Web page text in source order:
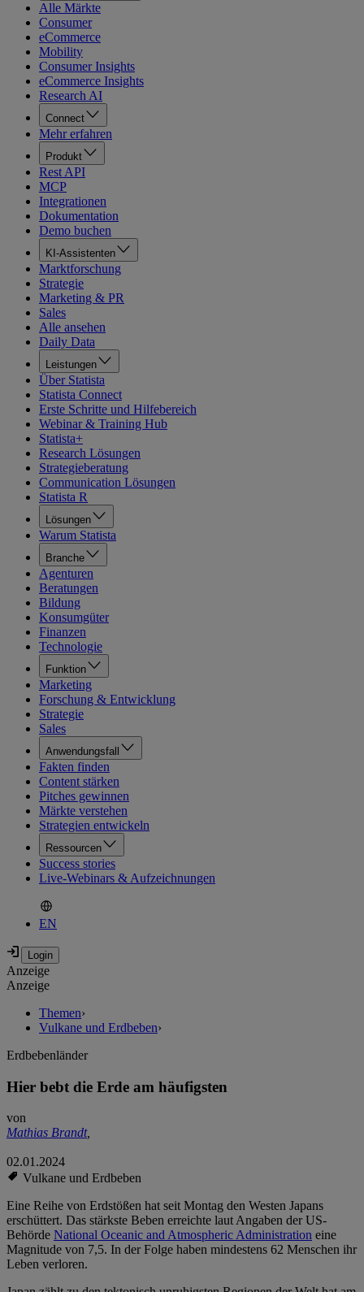
Alle Märkte
Consumer
eCommerce
Mobility
Consumer Insights
eCommerce Insights
Research AI
Connect
Mehr erfahren
Produkt
Rest API
MCP
Integrationen
Dokumentation
Demo buchen
KI-Assistenten
Marktforschung
Strategie
Marketing & PR
Sales
Alle ansehen
Daily Data
Leistungen
Über Statista
Statista Connect
Erste Schritte und Hilfebereich
Webinar & Training Hub
Statista+
Research Lösungen
Strategieberatung
Communication Lösungen
Statista R
Lösungen
Warum Statista
Branche
Agenturen
Beratungen
Bildung
Konsumgüter
Finanzen
Technologie
Funktion
Marketing
Forschung & Entwicklung
Strategie
Sales
Anwendungsfall
Fakten finden
Content stärken
Pitches gewinnen
Märkte verstehen
Strategien entwickeln
Ressourcen
Success stories
Live-Webinars & Aufzeichnungen
EN
Anzeige
Anzeige
Themen›
Vulkane und Erdbeben›
Erdbebenländer
Hier bebt die Erde am häufigsten
von
Mathias Brandt,
02.01.2024
Vulkane und Erdbeben
Eine Reihe von Erdstößen hat seit Montag den Westen Japans
erschüttert. Das stärkste Beben erreichte laut Angaben der US-
Behörde National Oceanic and Atmospheric Administration eine
Magnitude von 7,5. In der Folge haben mindestens 62 Menschen ihr
Leben verloren.